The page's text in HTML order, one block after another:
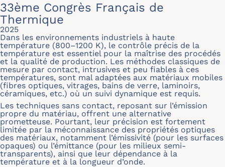
33ème Congrès Français de
Thermique
2025
Dans les environnements industriels à haute
température (800–1200 K), le contrôle précis de la
température est essentiel pour la maîtrise des procédés
et la qualité de production. Les méthodes classiques de
mesure par contact, intrusives et peu fiables à ces
températures, sont mal adaptées aux matériaux mobiles
(fibres optiques, vitrages, bains de verre, laminoirs,
céramiques, etc.) où un suivi dynamique est requis.
Les techniques sans contact, reposant sur l’émission
propre du matériau, offrent une alternative
prometteuse. Pourtant, leur précision est fortement
limitée par la méconnaissance des propriétés optiques
des matériaux, notamment l’émissivité (pour les surfaces
opaques) ou l’émittance (pour les milieux semi-
transparents), ainsi que leur dépendance à la
température et à la longueur d’onde.